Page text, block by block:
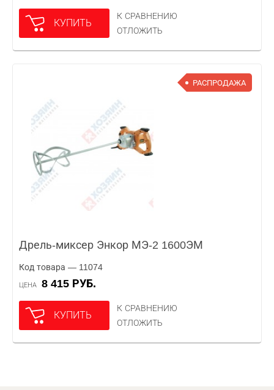
КУПИТЬ
К СРАВНЕНИЮ
ОТЛОЖИТЬ
РАСПРОДАЖА
Дрель-миксер Энкор МЭ-2 1600ЭМ
Код товара — 11074
ЦЕНА 8 415 РУБ.
КУПИТЬ
К СРАВНЕНИЮ
ОТЛОЖИТЬ